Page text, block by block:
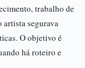
trabalho de
artista segurava
O objetivo é
há roteiro e